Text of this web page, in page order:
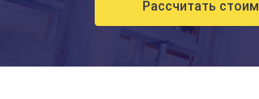
Рассчитать